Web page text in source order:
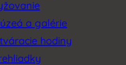
a galérie
hodiny